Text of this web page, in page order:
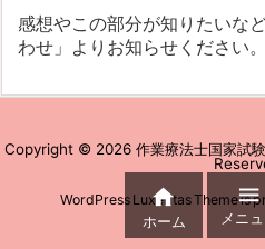
感想やこの部分が知りたいな
わせ」よりお知らせください。
Copyright © 2026 作業療法士国家試
WordPress Luxeritas Theme is

ホーム

メニ